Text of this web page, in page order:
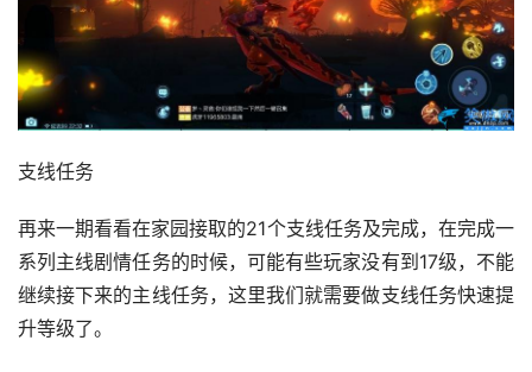
支线任务
再来一期看看在家园接取的21个支线任务及完成，在完成一
系列主线剧情任务的时候，可能有些玩家没有到17级，不能
继续接下来的主线任务，这里我们就需要做支线任务快速提
升等级了。